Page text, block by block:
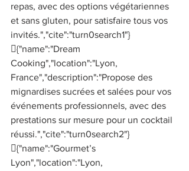
repas, avec des options végétariennes
et sans gluten, pour satisfaire tous vos
invités.","cite":"turn0search1"}
{"name":"Dream
Cooking","location":"Lyon,
France","description":"Propose des
mignardises sucrées et salées pour vos
événements professionnels, avec des
prestations sur mesure pour un cocktail
réussi.","cite":"turn0search2"}
{"name":"Gourmet’s
Lyon","location":"Lyon,